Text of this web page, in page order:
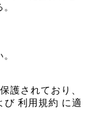
護されており、
び 利用規約 に適